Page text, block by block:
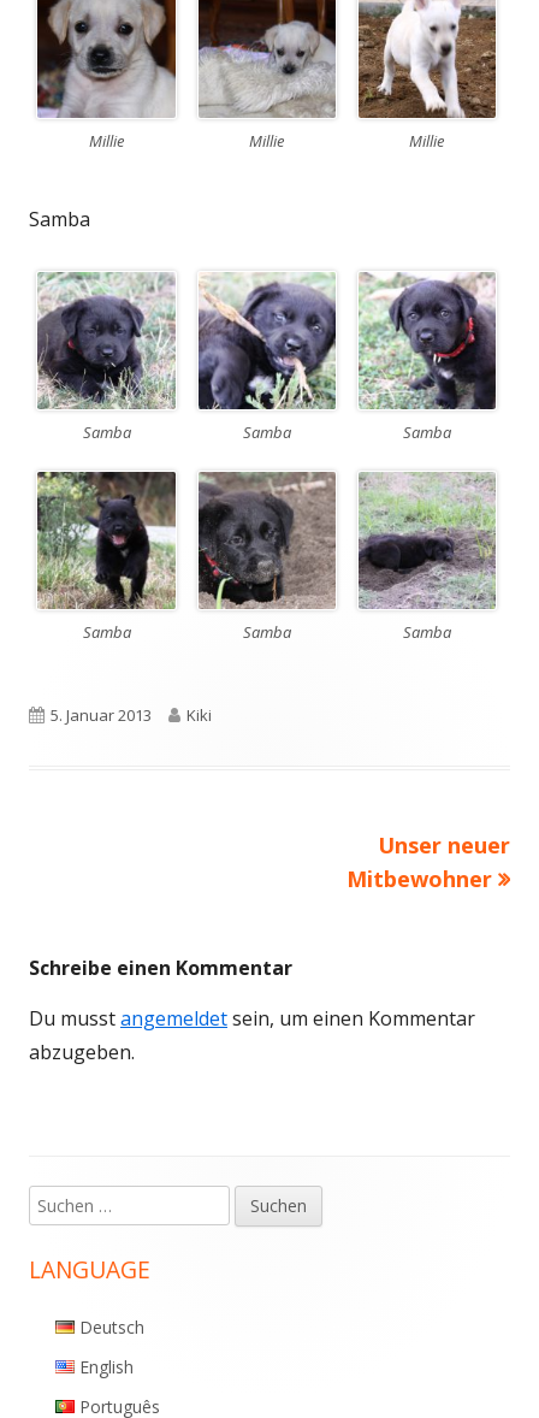
Millie Millie Millie
Samba
Samba Samba Samba
Samba Samba Samba
Veröffentlicht
5. Januar 2013 Autor
Kiki
Nächster
Beitrag
Unser neuer
Mitbewohner
Schreibe einen Kommentar
Du musstangemeldetsein, um einen Kommentar
abzugeben.
Haupt-
Seitenleiste
Suchen
nach:
LANGUAGE
Deutsch
English
Português